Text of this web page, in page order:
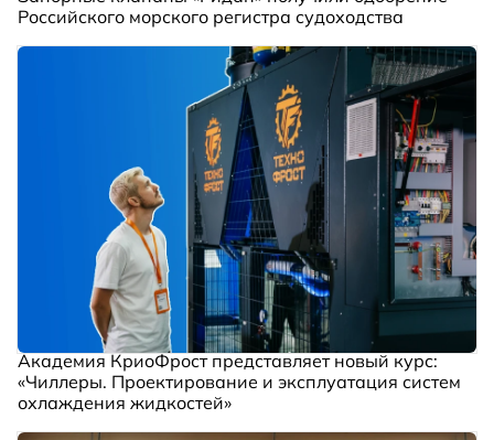
Российского морского регистра судоходства
Академия КриоФрост представляет новый курс:
«Чиллеры. Проектирование и эксплуатация систем
охлаждения жидкостей»